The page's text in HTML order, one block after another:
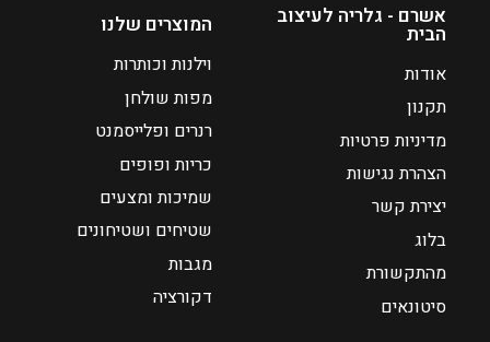
א
₪
0
המוצרים שלנו
וילנות וכותרות
מפות שולחן
רנרים ופלייסמנט
כריות ופופים
שמיכות ומצעים
שטיחים ושטיחונים
מגבות
דקורציה
אשרם - גלריה לעיצוב
הבית
אודות
תקנון
מדיניות פרטיות
הצהרת נגישות
יצירת קשר
בלוג
מהתקשורת
סיטונאים